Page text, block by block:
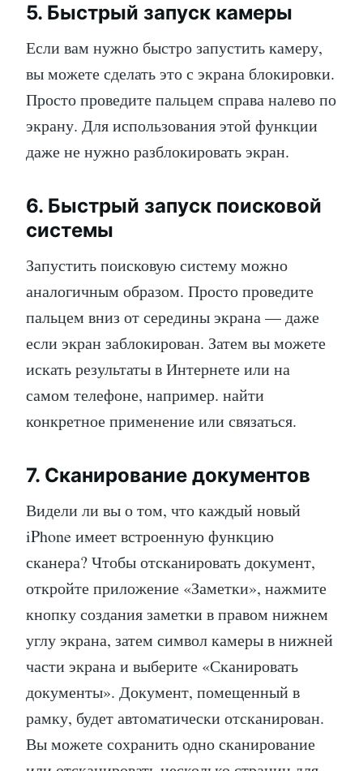
5. Быстрый запуск камеры
Если вам нужно быстро запустить камеру,
вы можете сделать это с экрана блокировки.
Просто проведите пальцем справа налево по
экрану. Для использования этой функции
даже не нужно разблокировать экран.
6. Быстрый запуск поисковой
системы
Запустить поисковую систему можно
аналогичным образом. Просто проведите
пальцем вниз от середины экрана — даже
если экран заблокирован. Затем вы можете
искать результаты в Интернете или на
самом телефоне, например. найти
конкретное применение или связаться.
7. Сканирование документов
Видели ли вы о том, что каждый новый
iPhone имеет встроенную функцию
сканера? Чтобы отсканировать документ,
откройте приложение «Заметки», нажмите
кнопку создания заметки в правом нижнем
углу экрана, затем символ камеры в нижней
части экрана и выберите «Сканировать
документы». Документ, помещенный в
рамку, будет автоматически отсканирован.
Вы можете сохранить одно сканирование